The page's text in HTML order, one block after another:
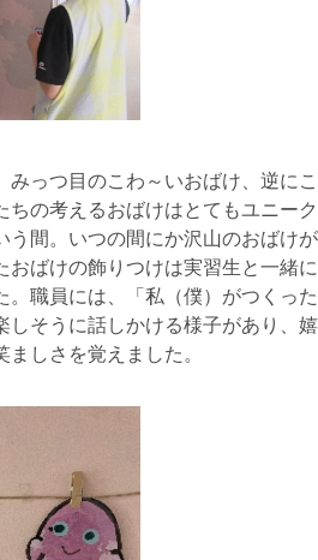
みっつ目のこわ～いおばけ、逆にこ
の考えるおばけはとてもユニーク
う間。いつの間にか沢山のおばけが
おばけの飾りつけは実習生と一緒に
。職員には、「私（僕）がつくった
しそうに話しかける様子があり、嬉
しさを覚えました。